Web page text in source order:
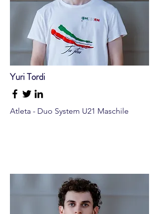
Yuri Tordi
Atleta - Duo System U21 Maschile